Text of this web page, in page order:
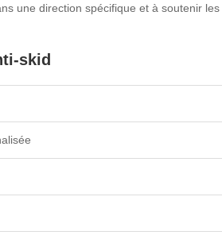
une direction spécifique et à soutenir
skid